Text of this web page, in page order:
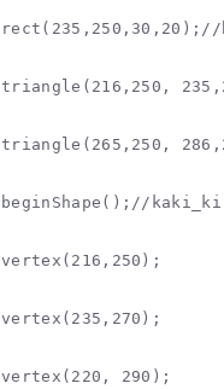
rect(235,250,30,20);//
triangle(216,250,
triangle(265,250,
beginShape();//
vertex(216,250);
vertex(235,270);
vertex(220, 290);